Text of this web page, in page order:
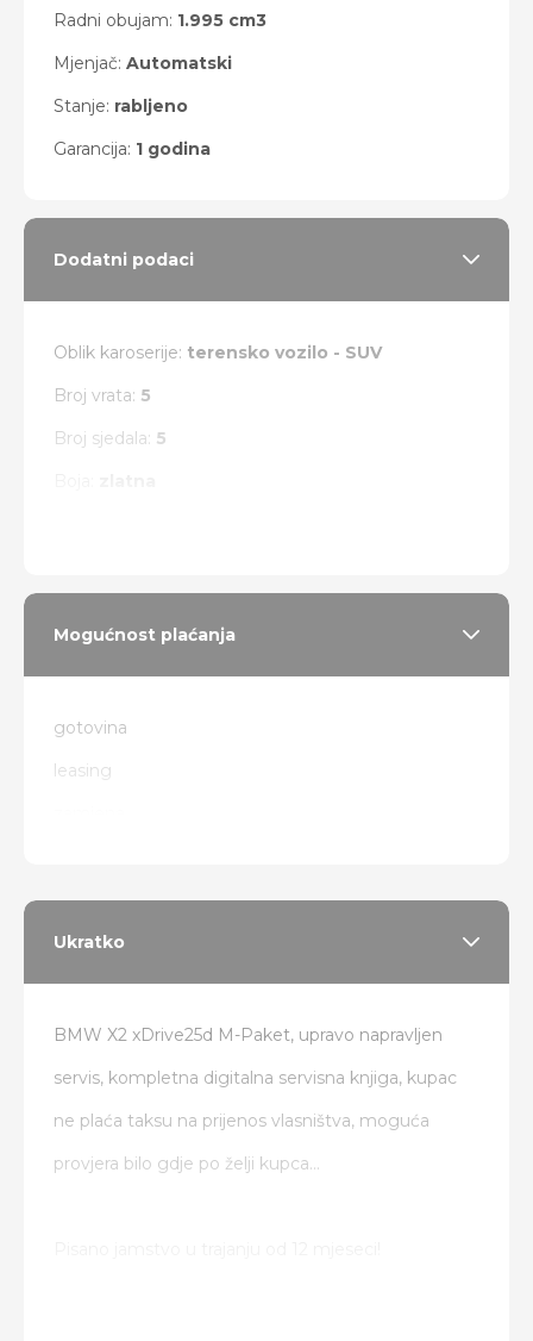
Radni obujam: 1.995 cm3
Mjenjač: Automatski
Stanje: rabljeno
Garancija: 1 godina
Dodatni podaci
Oblik karoserije: terensko vozilo - SUV
Broj vrata: 5
Broj sjedala: 5
Mogućnost plaćanja
gotovina
leasing
Ukratko
BMW X2 xDrive25d M-Paket, upravo napravljen
servis, kompletna digitalna servisna knjiga, kupac
ne plaća taksu na prijenos vlasništva, moguća
provjera bilo gdje po želji kupca...